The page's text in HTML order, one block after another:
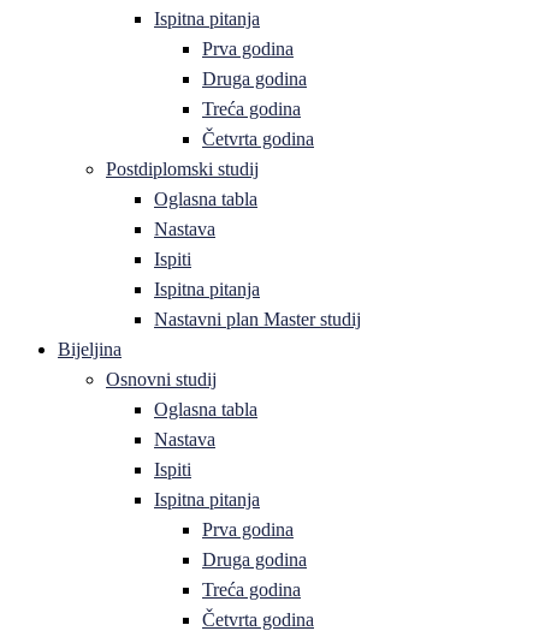
Ispitna pitanja
Prva godina
Druga godina
Treća godina
Četvrta godina
Postdiplomski studij
Oglasna tabla
Nastava
Ispiti
Ispitna pitanja
Nastavni plan Master studij
Bijeljina
Osnovni studij
Oglasna tabla
Nastava
Ispiti
Ispitna pitanja
Prva godina
Druga godina
Treća godina
Četvrta godina